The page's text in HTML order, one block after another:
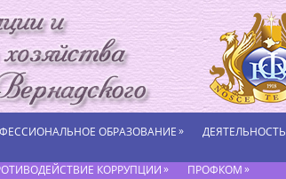
ОБРАЗОВАНИЕ» ДЕЯТЕЛЬНОСТЬ
КОРРУПЦИИ» ПРОФКОМ»